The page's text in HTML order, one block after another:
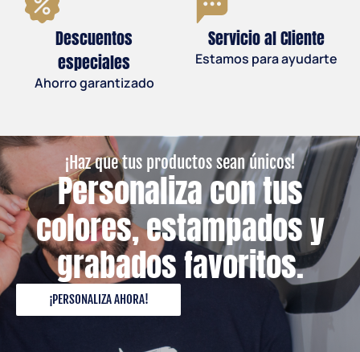
Descuentos
especiales
Ahorro garantizado
Servicio al Cliente
Estamos para ayudarte
¡Haz que tus productos sean únicos!
Personaliza con tus
colores, estampados y
grabados favoritos.
¡PERSONALIZA AHORA!